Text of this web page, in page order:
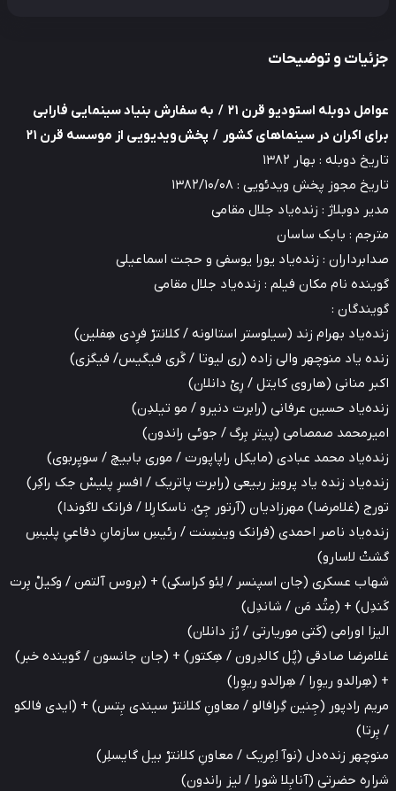
و توضیحات
عوامل دوبله استودیو قرن 21 / به سفارش بنیاد سینمایی فارابی
اکران در سینماهای کشور / پخش ویدیویی از موسسه قرن 21
دوبله : بهار ۱۳۸۲
مجوز پخش ویدئویی : ۱۳۸۲/۱۰/۰۸
دوبلاژ : زنده‌یاد جلال مقامی
: بابک ساسان
: زنده‌یاد یورا یوسفی و حجت اسماعیلی
نام مکان‌ فیلم : زنده‌یاد جلال مقامی
:
بهرام زند (سیلوستر استالونه / کلانترْ فرِدی هِفلین)
یاد منوچهر والی زاده (ری لیوتا / گَری فیگیس/ فیگزی)
منانی (هاروی کایتل / رِیْ دانلان)
حسین عرفانی (رابرت دنیرو / مو تیلدِن)
صمصامی (پیتر بِرگ / جوئی راندون)
محمد عبادی (مایکل راپاپورت / موری بابیچ / سوپِربوی)
زنده یاد پرویز ربیعی (رابرت پاتریک / افسرِ پلیسْ جک راکِر)
(غلامرضا) مهرزادیان (آرتور جِیْ. ناسکارِلا / فرانک لاگوندا)
ناصر احمدی (فرانک وینسِنت / رئیسِ سازمانِ دفاعیِ پلیسِ
لاسارو)
عسکری (جان اسپنسر / لِئو کراسکی) + (بروس آلتمن / وکیلْ بِرت
+ (مِتُد مَن / شاندِل)
اورامی (کَتی موریارتی / رُز دانلان)
صادقی (پُل کالدِرون / هِکتور) + (جان جانسون / گوینده خبر)
ریوِرا / هِرالدو ریوِرا)
رادپور (جِنین گِرافالو / معاونِ کلانترْ سیندی بِتس) + (ایدی فالکو
زنده‌دل (نوآ اِمِریک / معاونِ کلانترْ بیل گایسلِر)
حضرتی (آنابِلا شورا / لیز راندون)